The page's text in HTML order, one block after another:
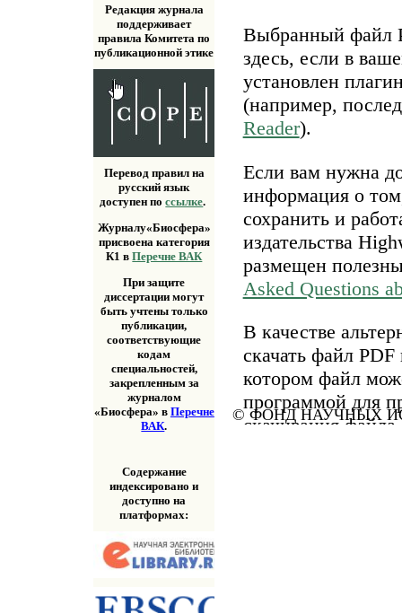
Редакция журнала
поддерживает
правила Комитета по
публикационной этике
Перевод правил на
русский язык
доступен поссылке.
Журналу«Биосфера»
присвоена категория
К1 вПеречне ВАК
При защите
диссертации могут
быть учтены только
публикации,
соответствующие
кодам
специальностей,
закрепленным за
журналом
«Биосфера» в Перечне
ВАК.
Содержание
индексировано и
доступно на
платформах:
Выбранный файл
здесь, если в
установлен
(например,
Reader).
Если вам нужна
информация о
сохранить и
издательства
размещен
Asked Questions
В качестве
скачать файл
котором файл
программой для
скачивания
© ФОНД НАУЧНЫХ